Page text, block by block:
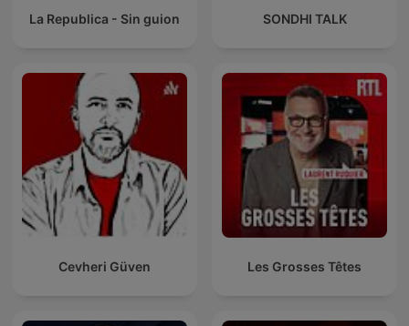
La Republica - Sin guion SONDHI TALK
Cevheri Güven Les Grosses Têtes